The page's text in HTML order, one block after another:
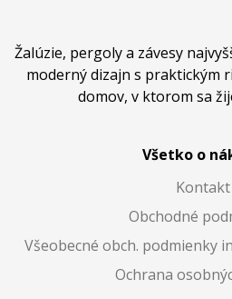
Žalúzie, pergoly a závesy
moderný dizajn s praktickým
domov, v ktorom sa
Všetko o
Kontakt
Obchodné
Všeobecné obch. podmienky
Ochrana